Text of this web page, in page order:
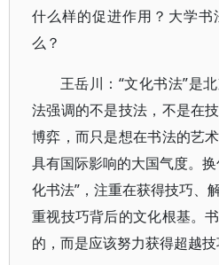
什么样的促进作用？大学
么？
王岳川：“文化书法”是
法强调的不是技法，不是在
博弈，而只是想在书法的艺
具有国际影响的大国气度。
化书法”，注重在获得技巧、
重视技巧背后的文化根基。
的，而是应该努力获得超越技